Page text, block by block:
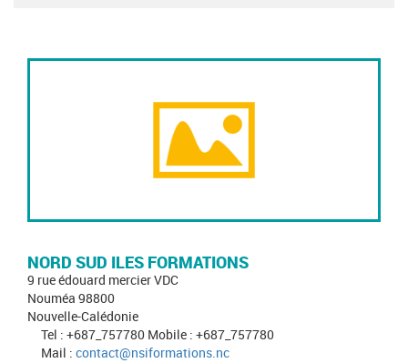
NORD SUD ILES FORMATIONS
9 rue édouard mercier VDC
Nouméa 98800
Nouvelle-Calédonie
Tel : +687_757780 Mobile : +687_757780
Mail : contact@nsiformations.nc